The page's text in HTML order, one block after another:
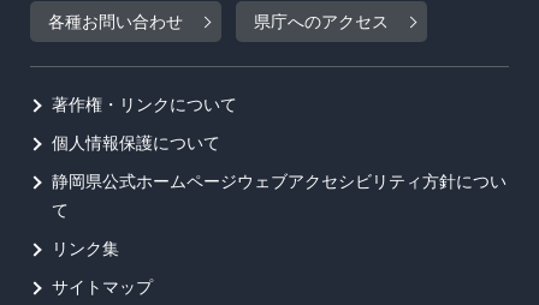
各種お問い合わせ 県庁へのアクセス
著作権・リンクについて
個人情報保護について
静岡県公式ホームページウェブアクセシビリティ方針につい
て
リンク集
サイトマップ